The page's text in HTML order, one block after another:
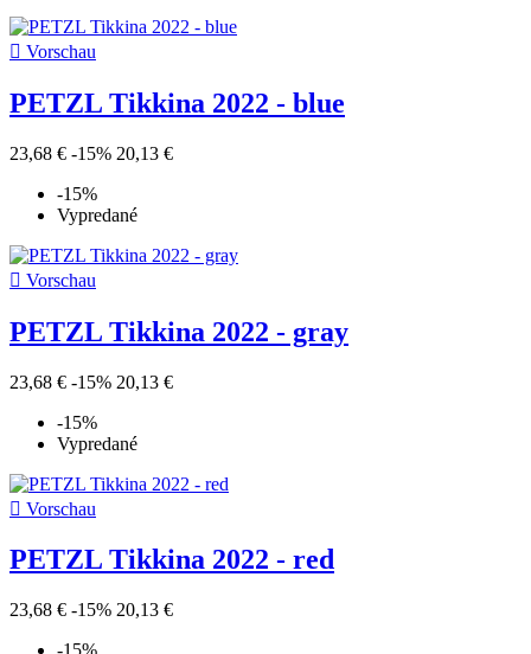
 Vorschau
PETZL Tikkina 2022 - blue
23,68 € -15% 20,13 €
-15%
Vypredané
 Vorschau
PETZL Tikkina 2022 - gray
23,68 € -15% 20,13 €
-15%
Vypredané
 Vorschau
PETZL Tikkina 2022 - red
23,68 € -15% 20,13 €